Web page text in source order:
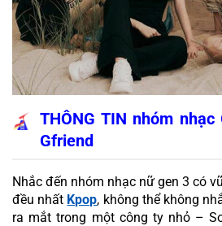
THÔNG TIN nhóm
Gfriend
Nhắc đến nhóm nhạc nữ gen 3 có
đều nhất Kpop, không thể không
ra mắt trong một công ty nhỏ –